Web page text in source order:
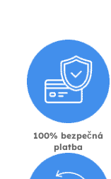
100% bezpečná
platba